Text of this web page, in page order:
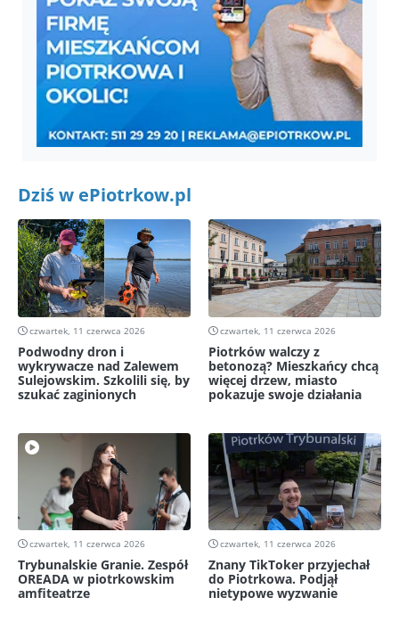
Dziś w ePiotrkow.pl
czwartek, 11 czerwca 2026
Podwodny dron i
wykrywacze nad Zalewem
Sulejowskim. Szkolili się, by
szukać zaginionych
czwartek, 11 czerwca 2026
Piotrków walczy z
betonozą? Mieszkańcy chcą
więcej drzew, miasto
pokazuje swoje działania
czwartek, 11 czerwca 2026
Trybunalskie Granie. Zespół
OREADA w piotrkowskim
amfiteatrze
czwartek, 11 czerwca 2026
Znany TikToker przyjechał
do Piotrkowa. Podjął
nietypowe wyzwanie